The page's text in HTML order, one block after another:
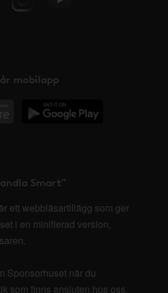
mobilapp
Smart"
ett webbläsartillägg som ger
i en minifierad version,
Sponsorhuset när du
som finns ansluten hos oss.